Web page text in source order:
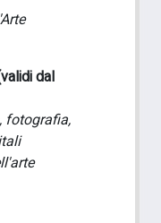
dal
fotografia,